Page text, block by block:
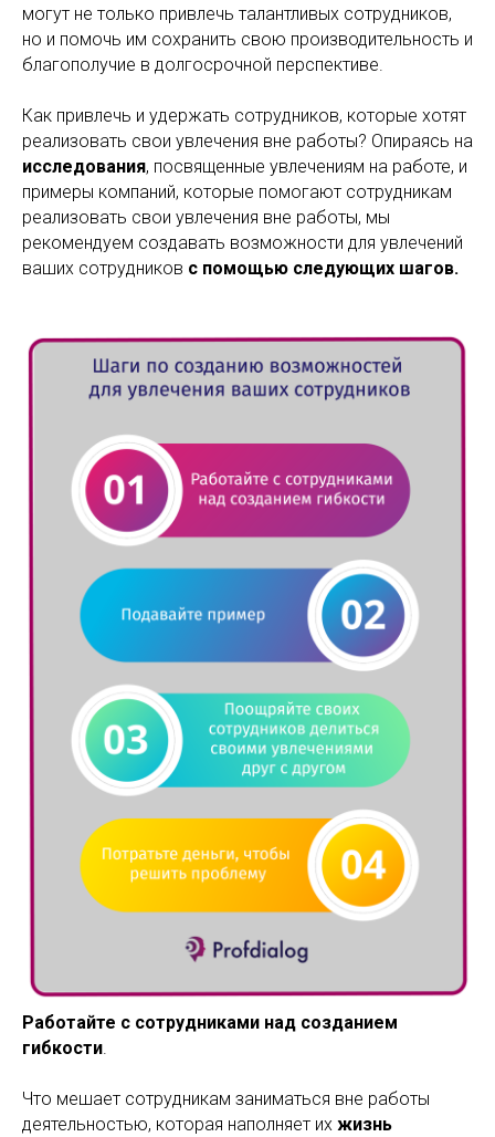
могут не только привлечь талантливых сотрудников,
но и помочь им сохранить свою производительность и
благополучие в долгосрочной перспективе.
Как привлечь и удержать сотрудников, которые хотят
реализовать свои увлечения вне работы? Опираясь на
исследования, посвященные увлечениям на работе, и
примеры компаний, которые помогают сотрудникам
реализовать свои увлечения вне работы, мы
рекомендуем создавать возможности для увлечений
ваших сотрудников с помощью следующих шагов.
Работайте с сотрудниками над созданием
гибкости.
Что мешает сотрудникам заниматься вне работы
деятельностью, которая наполняет их жизнь